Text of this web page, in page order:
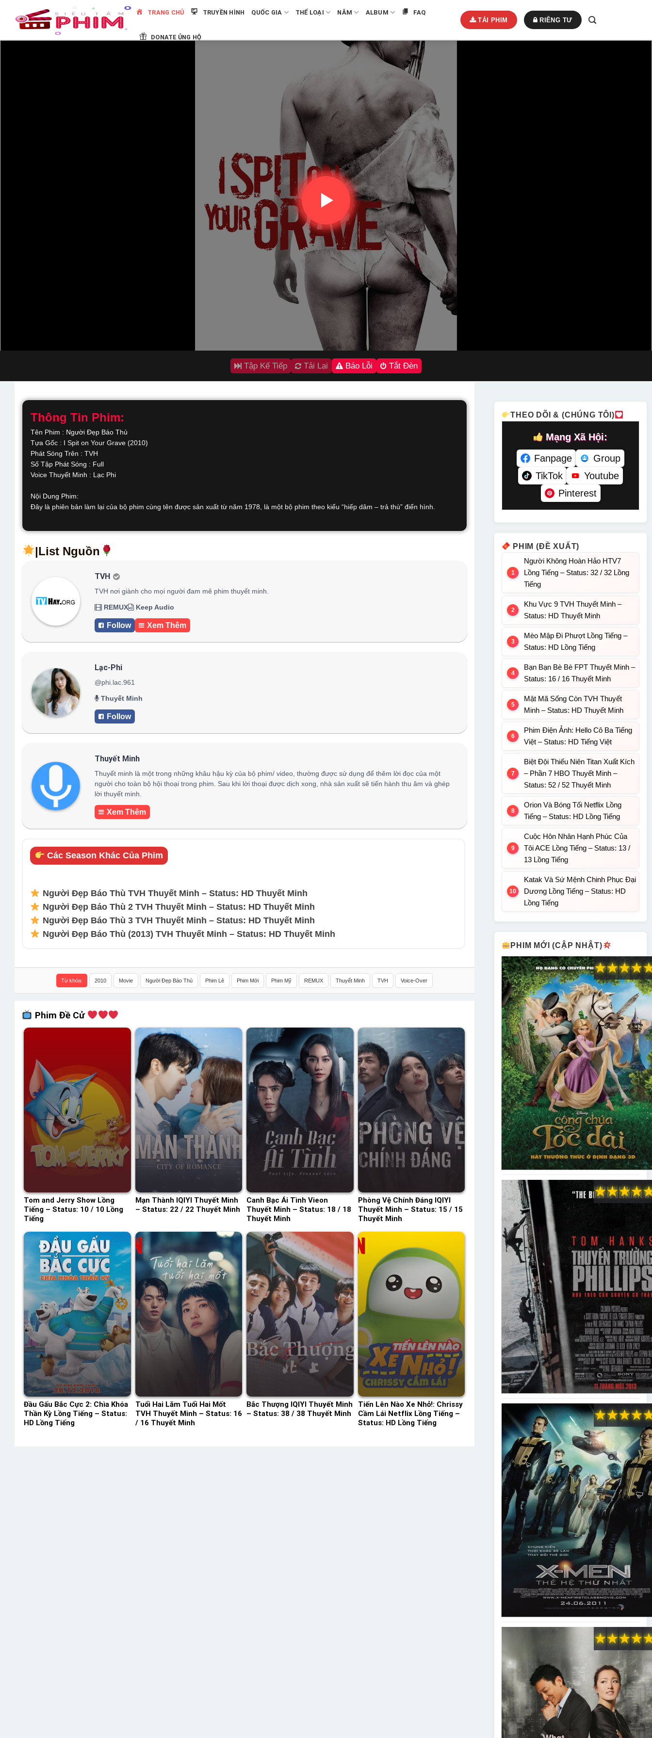
TRANG CHỦ TRUYỀN HÌNH QUỐC GIA THỂ LOẠI NĂM ALBUM FAQ
DONATE ỦNG HỘ
Tập Kế Tiếp Tải Lại Báo Lỗi Tắt Đèn
Thông Tin Phim:
Tên Phim : Người Đẹp Báo Thù
Tựa Gốc : I Spit on Your Grave (2010)
Phát Sóng Trên : TVH
Số Tập Phát Sóng : Full
Voice Thuyết Minh : Lạc Phi
Nội Dung Phim:
Đây là phiên bản làm lại của bộ phim cùng tên được sản xuất từ năm 1978, là một bộ phim theo kiểu “hiếp dâm – trả thù” điển hình.
|List Nguồn
TVH
TVH nơi giành cho mọi người đam mê phim thuyết minh.
REMUX Keep Audio
Follow Xem Thêm
Lạc-Phi
@phi.lac.961
Thuyết Minh
Follow
Thuyết Minh
Thuyết minh là một trong những khâu hậu kỳ của bộ phim/ video, thường được sử dụng để thêm lời đọc của một
người cho toàn bộ hội thoại trong phim. Sau khi lời thoại được dịch xong, nhà sản xuất sẽ tiến hành thu âm và ghép
lời thuyết minh.
Xem Thêm
Các Season Khác Của Phim
Người Đẹp Báo Thù TVH Thuyết Minh – Status: HD Thuyết Minh
Người Đẹp Báo Thù 2 TVH Thuyết Minh – Status: HD Thuyết Minh
Người Đẹp Báo Thù 3 TVH Thuyết Minh – Status: HD Thuyết Minh
Người Đẹp Báo Thù (2013) TVH Thuyết Minh – Status: HD Thuyết Minh
Từ khóa: 2010 Movie Người Đẹp Báo Thù Phim Lẻ Phim Mới Phim Mỹ REMUX Thuyết Minh TVH Voice-Over
Phim Đề Cử
Tom and Jerry Show Lồng
Tiếng – Status: 10 / 10 Lồng
Tiếng
Mạn Thành IQIYI Thuyết Minh
– Status: 22 / 22 Thuyết Minh
Canh Bạc Ái Tình Vieon
Thuyết Minh – Status: 18 / 18
Thuyết Minh
Phòng Vệ Chính Đáng IQIYI
Thuyết Minh – Status: 15 / 15
Thuyết Minh
Đầu Gấu Bắc Cực 2: Chìa Khóa
Thần Kỳ Lồng Tiếng – Status:
HD Lồng Tiếng
Tuổi Hai Lăm Tuổi Hai Mốt
TVH Thuyết Minh – Status: 16
/ 16 Thuyết Minh
Bắc Thượng IQIYI Thuyết Minh
– Status: 38 / 38 Thuyết Minh
Tiến Lên Nào Xe Nhỏ!: Chrissy
Cầm Lái Netflix Lồng Tiếng –
Status: HD Lồng Tiếng
THEO DÕI & (CHÚNG TÔI)
Mạng Xã Hội:
Fanpage
Group
TikTok
Youtube
Pinterest
PHIM (ĐỀ XUẤT)
Người Không Hoàn Hảo HTV7
Lồng Tiếng – Status: 32 / 32 Lồng
Tiếng
Khu Vực 9 TVH Thuyết Minh –
Status: HD Thuyết Minh
Mèo Mập Đi Phượt Lồng Tiếng –
Status: HD Lồng Tiếng
Bạn Bạn Bè Bè FPT Thuyết Minh –
Status: 16 / 16 Thuyết Minh
Mật Mã Sống Còn TVH Thuyết
Minh – Status: HD Thuyết Minh
Phim Điện Ảnh: Hello Cô Ba Tiếng
Việt – Status: HD Tiếng Việt
Biệt Đội Thiếu Niên Titan Xuất Kích
– Phần 7 HBO Thuyết Minh –
Status: 52 / 52 Thuyết Minh
Orion Và Bóng Tối Netflix Lồng
Tiếng – Status: HD Lồng Tiếng
Cuộc Hôn Nhân Hạnh Phúc Của
Tôi ACE Lồng Tiếng – Status: 13 /
13 Lồng Tiếng
Katak Và Sứ Mệnh Chinh Phục Đại
Dương Lồng Tiếng – Status: HD
Lồng Tiếng
PHIM MỚI (CẬP NHẬT)
★
★
★
★
★
★
★
★
★
★
★
★
★
★
★
★